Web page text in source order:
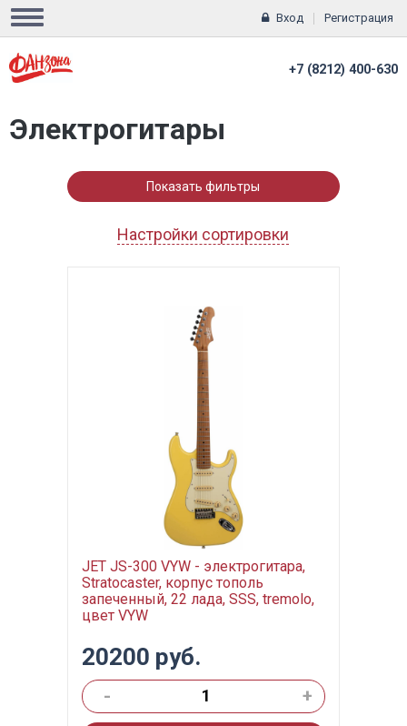
Вход Регистрация
+7 (8212) 400-630
Электрогитары
Показать фильтры
Настройки сортировки
JET JS-300 VYW - электрогитара,
Stratocaster, корпус тополь
запеченный, 22 лада, SSS, tremolo,
цвет VYW
20200 руб.
-
+